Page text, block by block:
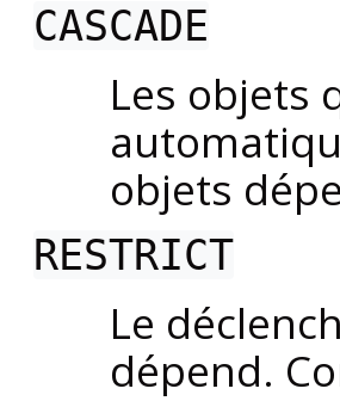
CASCADE
Les objets
objets
RESTRICT
Le
dépend.